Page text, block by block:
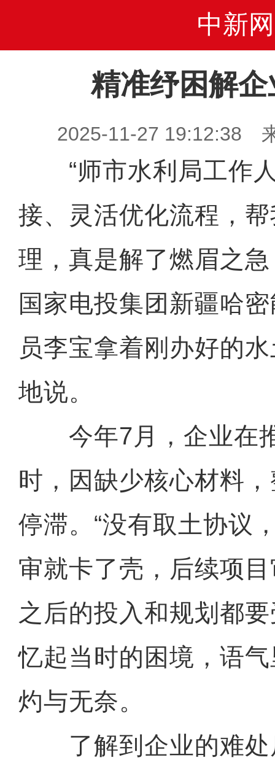
中新网
精准纾困解
2025-11-27 19:12:38
“师市水利局工作人
接、灵活优化流程，
理，真是解了燃眉之
国家电投集团新疆哈
员李宝拿着刚办好的
地说。
今年7月，企业在
时，因缺少核心材料
停滞。“没有取土协议
审就卡了壳，后续项
之后的投入和规划都
忆起当时的困境，语
灼与无奈。
了解到企业的难处